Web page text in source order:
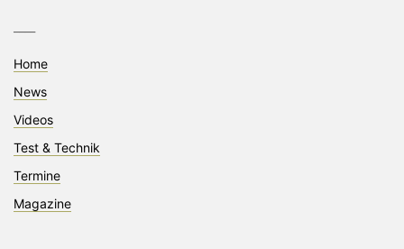
Home
News
Videos
Test & Technik
Termine
Magazine